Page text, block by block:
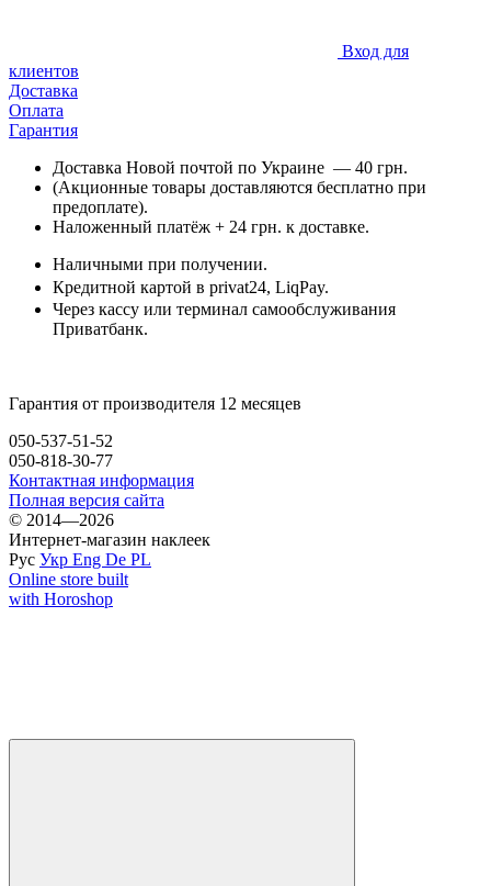
Вход для
клиентов
Доставка
Оплата
Гарантия
Доставка Новой почтой по Украине — 40 грн.
(Акционные товары доставляются бесплатно при
предоплате).
Наложенный платёж + 24 грн. к доставке.
Наличными при получении.
Кредитной картой в privat24, LiqPay.
Через кассу или терминал самообслуживания
Приватбанк.
Гарантия от производителя 12 месяцев
050-537-51-52
050-818-30-77
Контактная информация
Полная версия сайта
© 2014—2026
Интернет-магазин наклеек
Рус Укр Eng De PL
Online store built
with Horoshop